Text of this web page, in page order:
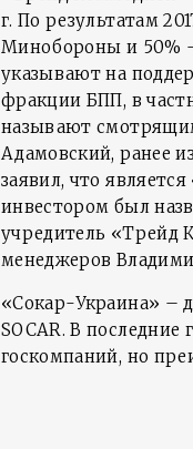
г. По результатам
Минобороны и 50%
указывают на
фракции БПП, в
называют смотрящим
Адамовский, ранее
заявил, что
инвестором был
учредитель «Трейд
менеджеров
«Сокар-Украина» –
SOCAR. В последние
госкомпаний, но